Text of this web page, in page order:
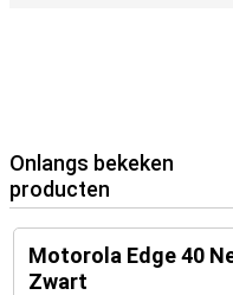
Onlangs bekeken
producten
Motorola Edge 40
Zwart